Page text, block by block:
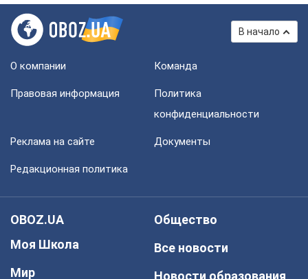
В начало
О компании Команда
Правовая информация
Политика
конфиденциальности
Реклама на сайте Документы
Редакционная политика
OBOZ.UA
Моя Школа
Мир
Общество
Все новости
Новости образования